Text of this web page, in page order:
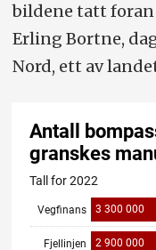
bildene tatt
Erling Bortne,
Nord, ett av